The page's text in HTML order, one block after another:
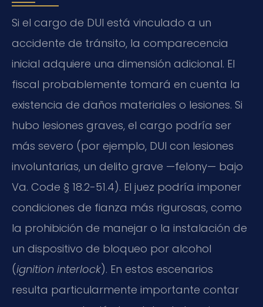
Si el cargo de DUI está vinculado a un
accidente de tránsito, la comparecencia
inicial adquiere una dimensión adicional. El
fiscal probablemente tomará en cuenta la
existencia de daños materiales o lesiones. Si
hubo lesiones graves, el cargo podría ser
más severo (por ejemplo, DUI con lesiones
involuntarias, un delito grave —felony— bajo
Va. Code § 18.2-51.4). El juez podría imponer
condiciones de fianza más rigurosas, como
la prohibición de manejar o la instalación de
un dispositivo de bloqueo por alcohol
(ignition interlock). En estos escenarios
resulta particularmente importante contar